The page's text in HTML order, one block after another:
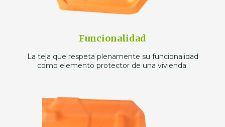
Funcionalidad
La teja que respeta plenamente su funcionalidad
como elemento protector de una vivienda.